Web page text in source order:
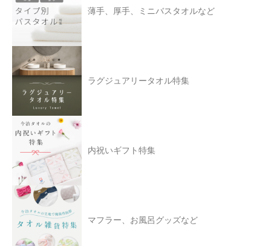
薄手、厚手、ミニバスタオルなど
ラグジュアリータオル特集
内祝いギフト特集
マフラー、お風呂グッズなど